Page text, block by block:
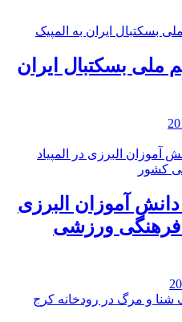
ملی بسکتبال ایران
آموزان البرزی
فرهنگی ورزشی